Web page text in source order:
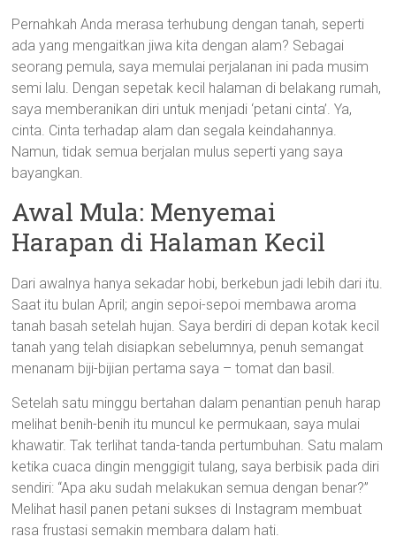
Pernahkah Anda merasa terhubung dengan tanah, seperti
ada yang mengaitkan jiwa kita dengan alam? Sebagai
seorang pemula, saya memulai perjalanan ini pada musim
semi lalu. Dengan sepetak kecil halaman di belakang rumah,
saya memberanikan diri untuk menjadi ‘petani cinta’. Ya,
cinta. Cinta terhadap alam dan segala keindahannya.
Namun, tidak semua berjalan mulus seperti yang saya
bayangkan.
Awal Mula: Menyemai
Harapan di Halaman Kecil
Dari awalnya hanya sekadar hobi, berkebun jadi lebih dari itu.
Saat itu bulan April; angin sepoi-sepoi membawa aroma
tanah basah setelah hujan. Saya berdiri di depan kotak kecil
tanah yang telah disiapkan sebelumnya, penuh semangat
menanam biji-bijian pertama saya – tomat dan basil.
Setelah satu minggu bertahan dalam penantian penuh harap
melihat benih-benih itu muncul ke permukaan, saya mulai
khawatir. Tak terlihat tanda-tanda pertumbuhan. Satu malam
ketika cuaca dingin menggigit tulang, saya berbisik pada diri
sendiri: “Apa aku sudah melakukan semua dengan benar?”
Melihat hasil panen petani sukses di Instagram membuat
rasa frustasi semakin membara dalam hati.